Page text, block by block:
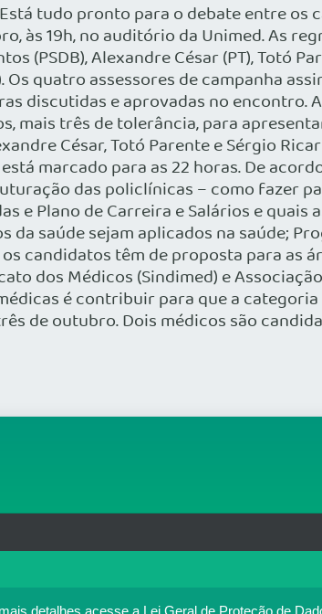
tudo pronto para o debate entre os
às 19h, no auditório da Unimed. As
Alexandre César (PT), Totó
quatro assessores de campanha
discutidas e aprovadas no
mais três de tolerância, para
César, Totó Parente e Sérgio
marcado para as 22 horas. De
das policlínicas – como fazer
Plano de Carreira e Salários e
saúde sejam aplicados na saúde;
candidatos têm de proposta para as
dos Médicos (Sindimed) e
é contribuir para que a
de outubro. Dois médicos são
30
Ao utilizar o Portal Médico, você concorda